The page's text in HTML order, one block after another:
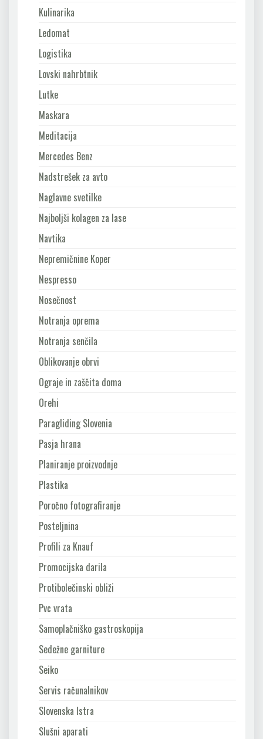
Kulinarika
Ledomat
Logistika
Lovski nahrbtnik
Lutke
Maskara
Meditacija
Mercedes Benz
Nadstrešek za avto
Naglavne svetilke
Najboljši kolagen za lase
Navtika
Nepremičnine Koper
Nespresso
Nosečnost
Notranja oprema
Notranja senčila
Oblikovanje obrvi
Ograje in zaščita doma
Orehi
Paragliding Slovenia
Pasja hrana
Planiranje proizvodnje
Plastika
Poročno fotografiranje
Posteljnina
Profili za Knauf
Promocijska darila
Protibolečinski obliži
Pvc vrata
Samoplačniško gastroskopija
Sedežne garniture
Seiko
Servis računalnikov
Slovenska Istra
Slušni aparati